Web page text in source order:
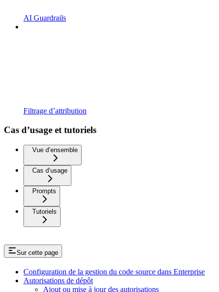
AI Guardrails
Filtrage d’attribution
Cas d’usage et tutoriels
Vue d’ensemble
Cas d’usage
Prompts
Tutoriels
Sur cette page
Configuration de la gestion du code source dans Enterprise
Autorisations de dépôt
Ajout ou mise à jour des autorisations